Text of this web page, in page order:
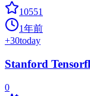
10551
1年前
+30today
Stanford
0